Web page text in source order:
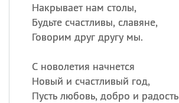
Накрывает нам столы,
Будьте счастливы, славяне,
Говорим друг другу мы.
С новолетия начнется
Новый и счастливый год,
Пусть любовь, добро и радость